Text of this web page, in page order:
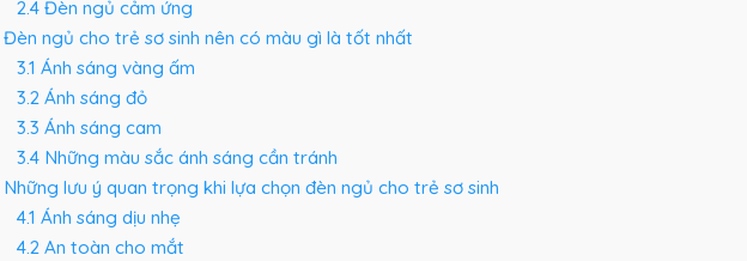
2.4Đèn ngủ cảm ứng
Đèn ngủ cho trẻ sơ sinh nên có màu gì là tốt nhất
3.1 Ánh sáng vàng ấm
3.2Ánh sáng đỏ
3.3 Ánh sáng cam
3.4Những màu sắc ánh sáng cần tránh
Những lưu ý quan trọng khi lựa chọn đèn ngủ cho trẻ sơ sinh
4.1 Ánh sáng dịu nhẹ
4.2An toàn cho mắt